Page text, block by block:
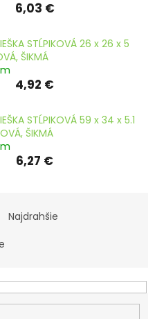
6,03 €
STĹPIKOVÁ 26 x 26 x 5
ŠIKMÁ
4,92 €
STĹPIKOVÁ 59 x 34 x 5.1
ŠIKMÁ
6,27 €
Najdrahšie